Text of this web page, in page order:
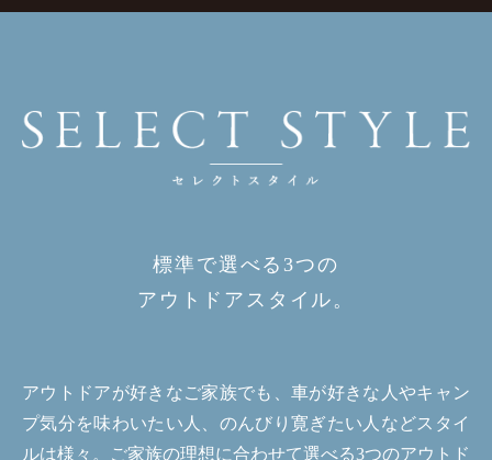
標準で選べる3つの
アウトドアスタイル。
アウトドアが好きなご家族でも、車が好きな人やキャン
プ気分を味わいたい人、のんびり寛ぎたい人などスタイ
ルは様々。ご家族の理想に合わせて選べる3つのアウトド